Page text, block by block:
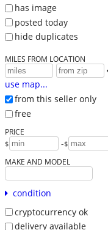
has image
posted today
hide duplicates
MILES FROM LOCATION
use map...
from this seller only
free
PRICE
$ -$
MAKE AND MODEL
condition
cryptocurrency ok
delivery available